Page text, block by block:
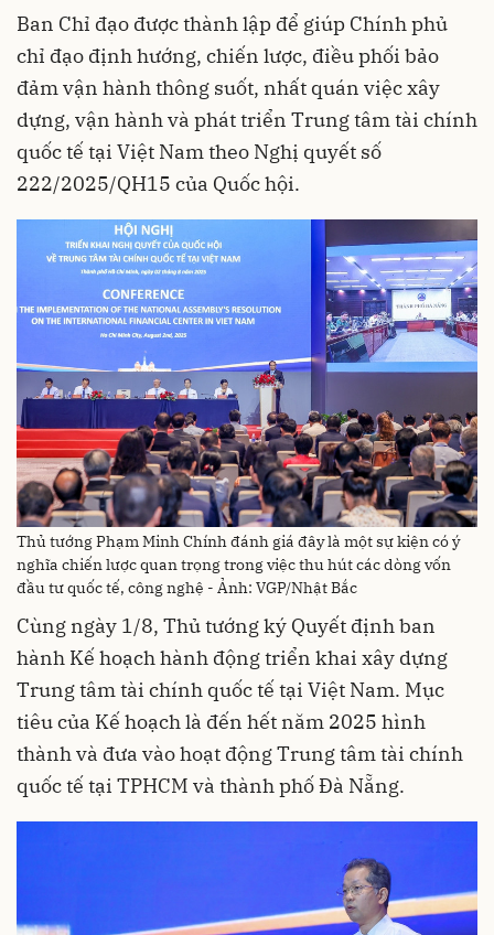
Ban Chỉ đạo được thành lập để giúp Chính phủ
chỉ đạo định hướng, chiến lược, điều phối bảo
đảm vận hành thông suốt, nhất quán việc xây
dựng, vận hành và phát triển Trung tâm tài chính
quốc tế tại Việt Nam theo Nghị quyết số
222/2025/QH15 của Quốc hội.
Thủ tướng Phạm Minh Chính đánh giá đây là một sự kiện có ý
nghĩa chiến lược quan trọng trong việc thu hút các dòng vốn
đầu tư quốc tế, công nghệ - Ảnh: VGP/Nhật Bắc
Cùng ngày 1/8, Thủ tướng ký Quyết định ban
hành Kế hoạch hành động triển khai xây dựng
Trung tâm tài chính quốc tế tại Việt Nam. Mục
tiêu của Kế hoạch là đến hết năm 2025 hình
thành và đưa vào hoạt động Trung tâm tài chính
quốc tế tại TPHCM và thành phố Đà Nẵng.